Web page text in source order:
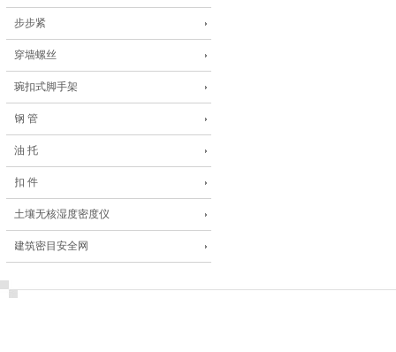
步步紧
穿墙螺丝
琬扣式脚手架
钢 管
油 托
扣 件
土壤无核湿度密度仪
建筑密目安全网